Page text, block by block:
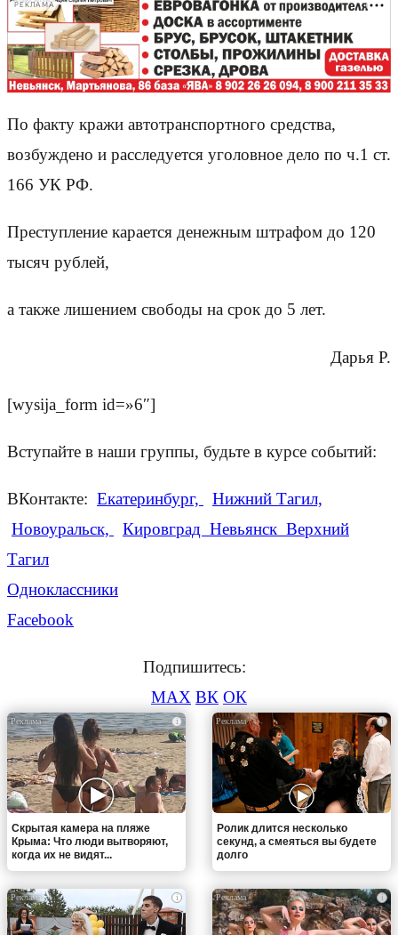
РЕКЛАМА
По факту кражи автотранспортного средства,
возбуждено и расследуется уголовное дело по ч.1 ст.
166 УК РФ.
Преступление карается денежным штрафом до 120
тысяч рублей,
а также лишением свободы на срок до 5 лет.
Дарья Р.
[wysija_form id=»6″]
Вступайте в наши группы, будьте в курсе событий:
ВКонтакте: Екатеринбург,
Нижний Тагил,
Новоуральск,
Кировград Невьянск Верхний
Тагил
Одноклассники
Facebook
Подпишитесь:
MAX ВК ОК
i
Скрытая камера на пляже
Крыма: Что люди вытворяют,
когда их не видят...
i
Ролик длится несколько
секунд, а смеяться вы будете
долго
i i